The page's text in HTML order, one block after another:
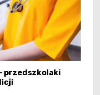
przedszkolaki